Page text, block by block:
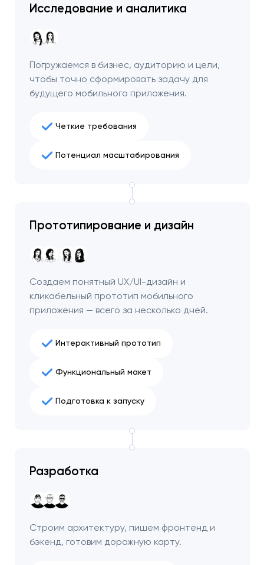
Спасибо
Исследование и аналитика
Погружаемся в бизнес, аудиторию и цели,
чтобы точно сформировать задачу для
будущего мобильного приложения.
Четкие требования
Потенциал масштабирования
Прототипирование и дизайн
Создаем понятный UX/UI-дизайн и
кликабельный прототип мобильного
приложения — всего за несколько дней.
Интерактивный прототип
Функциональный макет
Подготовка к запуску
Разработка
Строим архитектуру, пишем фронтенд и
бэкенд, готовим дорожную карту.
Спасибо
Мы свяжемся с вами в